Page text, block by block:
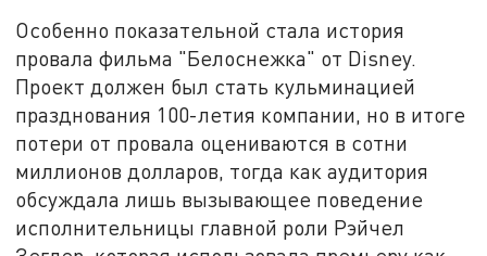
Особенно показательной стала история
провала фильма "Белоснежка" от Disney.
Проект должен был стать кульминацией
празднования 100-летия компании, но в итоге
потери от провала оцениваются в сотни
миллионов долларов, тогда как аудитория
обсуждала лишь вызывающее поведение
исполнительницы главной роли Рэйчел